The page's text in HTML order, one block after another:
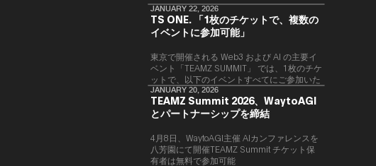
JANUARY 22, 2026
TS ONE. 「1枚のチケットで、複数の
イベントに参加可能」
東京で開催される Web3 および AI の主要イ
ベント「TEAMZ SUMMIT」 では、1枚のチケ
ットで、以下のイベントすべてにご参加いた
だけます。
JANUARY 20, 2026
TEAMZ Summit 2026、WaytoAGI
とパートナーシップを締結
4月8日、WaytoAGI主催 AIカンファレンスを
八芳園にて開催TEAMZ Summit チケット保
有者は無料で参加可能